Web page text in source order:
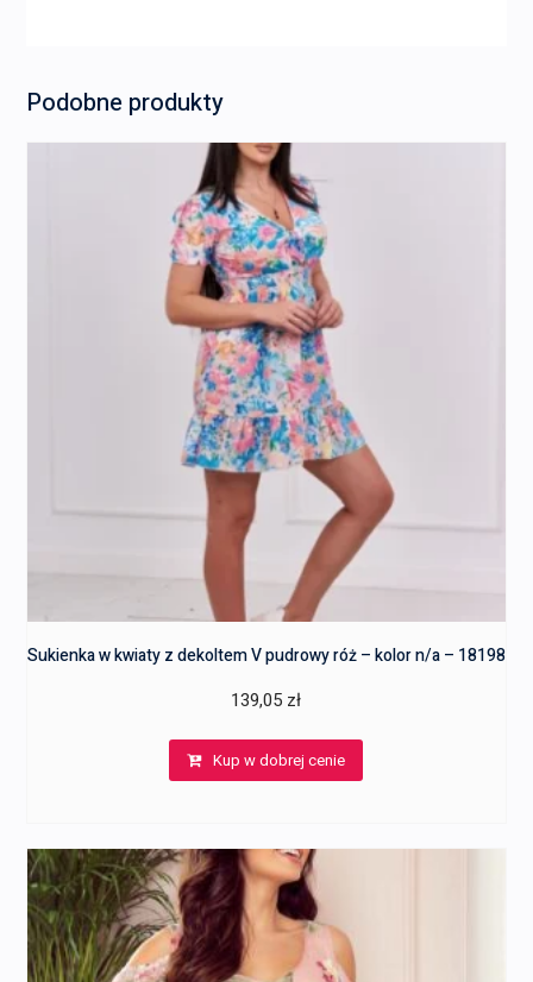
Podobne produkty
Sukienka w kwiaty z dekoltem V pudrowy róż – kolor n/a – 18198
139,05 zł
Kup w dobrej cenie